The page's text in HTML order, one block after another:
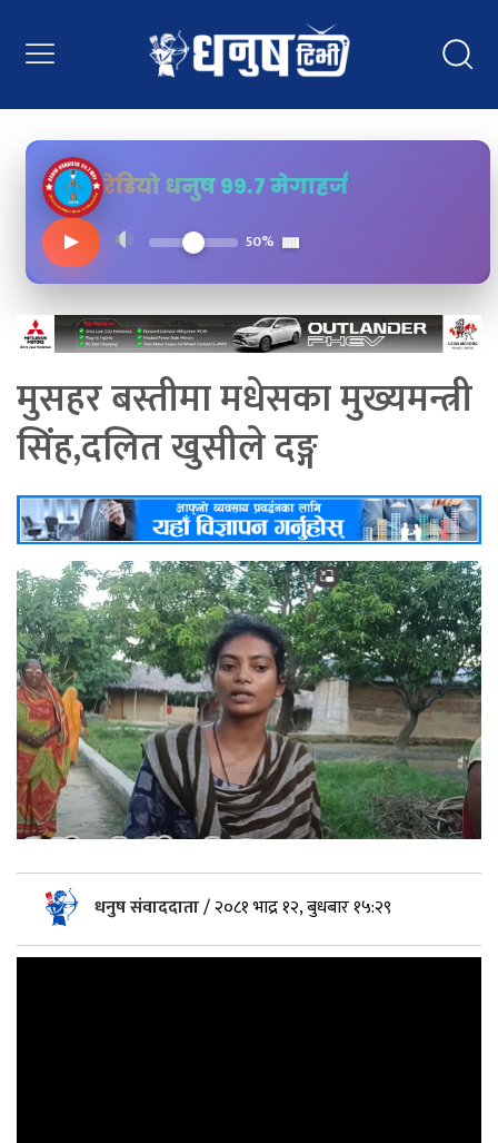
रेडियो धनुष ९९.७ मेगाहर्ज
▶
50%
मुसहर बस्तीमा मधेसका मुख्यमन्त्री
सिंह,दलित खुसीले दङ्ग
धनुष संवाददाता/२०८१ भाद्र १२, बुधबार १५:२९